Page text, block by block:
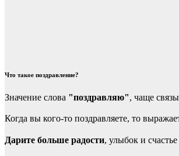
Что такое поздравление?
Значение слова "поздравляю", чаще
Когда вы кого-то поздравляете, то
Дарите больше радости, улыбок и